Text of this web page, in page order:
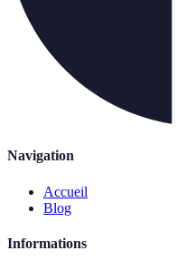
Navigation
Accueil
Blog
Informations